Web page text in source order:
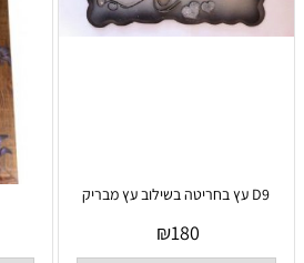
D9 עץ בחריטה בשילוב עץ מבריק
₪180